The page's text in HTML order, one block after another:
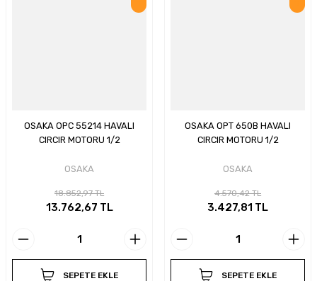
OSAKA OPC 55214 HAVALI
CIRCIR MOTORU 1/2
OSAKA
18.852,97 TL
13.762,67 TL
SEPETE EKLE
OSAKA OPT 650B HAVALI
CIRCIR MOTORU 1/2
OSAKA
4.570,42 TL
3.427,81 TL
SEPETE EKLE